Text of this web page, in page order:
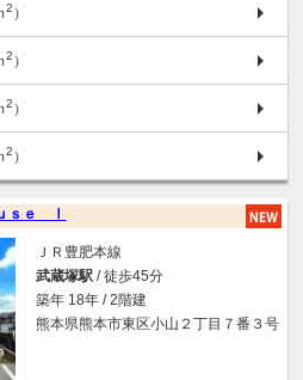
2 ）
2 ）
2 ）
2 ）
ｓｅ Ⅰ
ＪＲ豊肥本線
武蔵塚駅 / 徒歩45分
築年 18年 / 2階建
熊本県熊本市東区小山２丁目７番３号